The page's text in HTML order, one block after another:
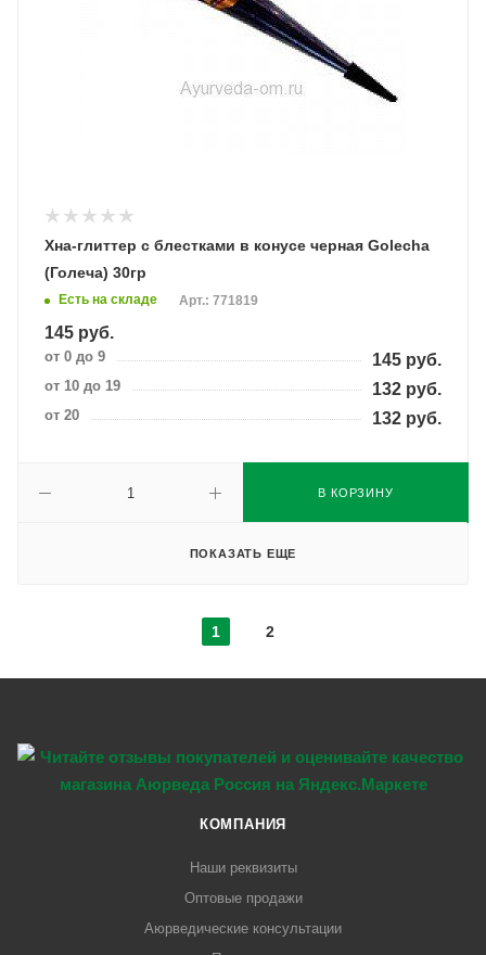
Хна-глиттер с блестками в конусе черная Golecha
(Голеча) 30гр
Есть на складе Арт.: 771819
145 руб.
от 0 до 9 145 руб.
от 10 до 19 132 руб.
от 20 132 руб.
В КОРЗИНУ
ПОКАЗАТЬ ЕЩЕ
1 2
КОМПАНИЯ
Наши реквизиты
Оптовые продажи
Аюрведические консультации